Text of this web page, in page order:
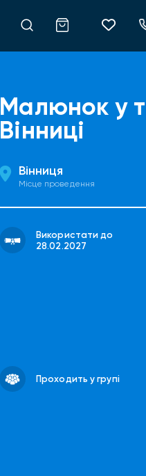
Малюнок у
Вінниці
Вінниця
Місце проведення
Використати до
28.02.2027
Проходить у групі